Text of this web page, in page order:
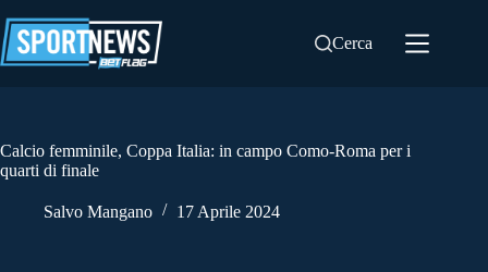
al
contenuto
Cerca
Calcio femminile, Coppa Italia: in campo Como-Roma per i
quarti di finale
Salvo Mangano 17 Aprile 2024